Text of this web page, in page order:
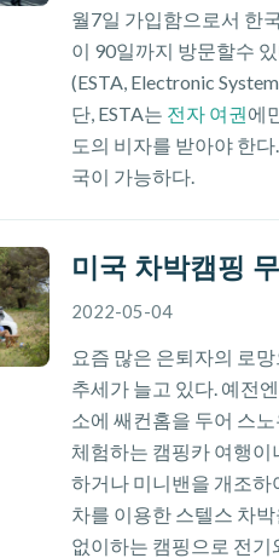
월7일 가입함으로서 한
이 90일까지 방문할수
(ESTA, Electronic
단, ESTA는 전자 여권에
도의 비자를 받아야 한
국이 가능하다.
미국 차박캠핑
2022-05-04
요즘 많은 은퇴자의 로
추세가 늘고 있다. 예전
소에 쌔컨홈을 두어 스
체험하는 캠핑카 여행이
하거나 미니밴을 개조하
차를 이용한 스텔스 차
없이하는 캠핑으로 전